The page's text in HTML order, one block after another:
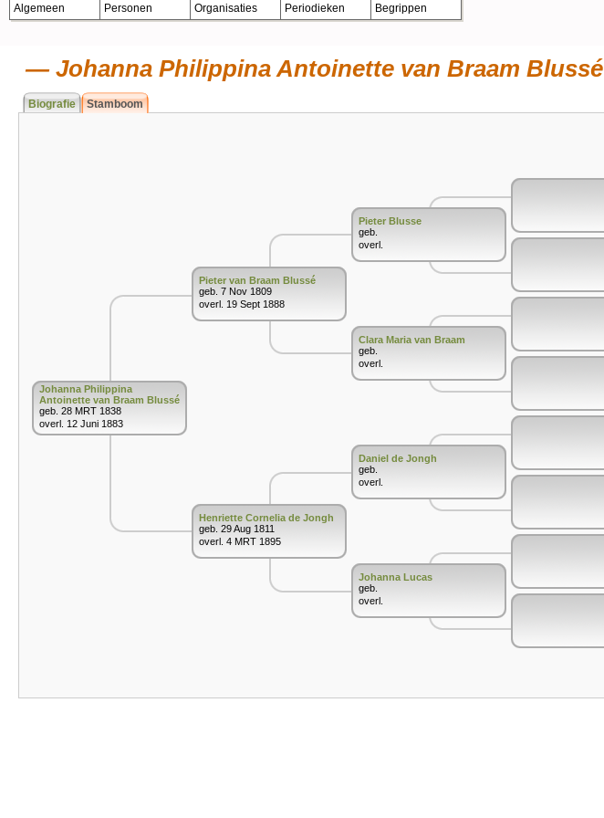
Algemeen Personen Organisaties Periodieken Begrippen
Johanna Philippina Antoinette van Braam Blussé
Biografie Stamboom
Johanna Philippina
Antoinette van Braam Blussé
geb. 28 MRT 1838
overl. 12 Juni 1883
Pieter van Braam Blussé
geb. 7 Nov 1809
overl. 19 Sept 1888
Henriette Cornelia de Jongh
geb. 29 Aug 1811
overl. 4 MRT 1895
Pieter Blusse
geb.
overl.
Clara Maria van Braam
geb.
overl.
Daniel de Jongh
geb.
overl.
Johanna Lucas
geb.
overl.